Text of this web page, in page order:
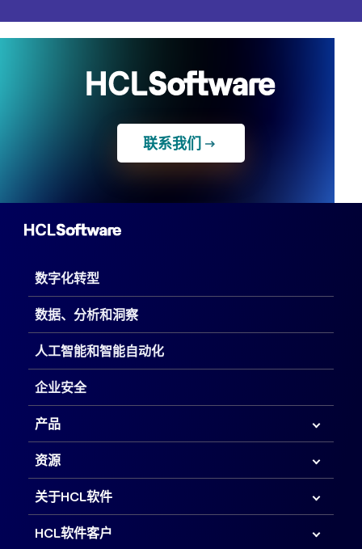
联系我们
数字化转型
数据、分析和洞察
人工智能和智能自动化
企业安全
产品
资源
关于HCL软件
HCL软件客户